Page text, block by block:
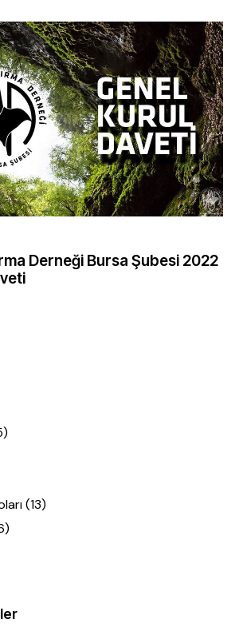
Derneği Bursa Şubesi 2022
(13)